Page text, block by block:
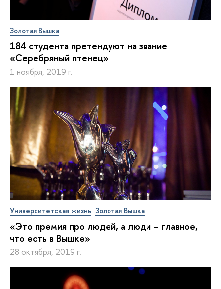
Золотая Вышка
184 студента претендуют на звание
«Серебряный птенец»
1 ноября, 2019 г.
Университетская жизнь Золотая Вышка
«Это премия про людей, а люди – главное,
что есть в Вышке»
28 октября, 2019 г.